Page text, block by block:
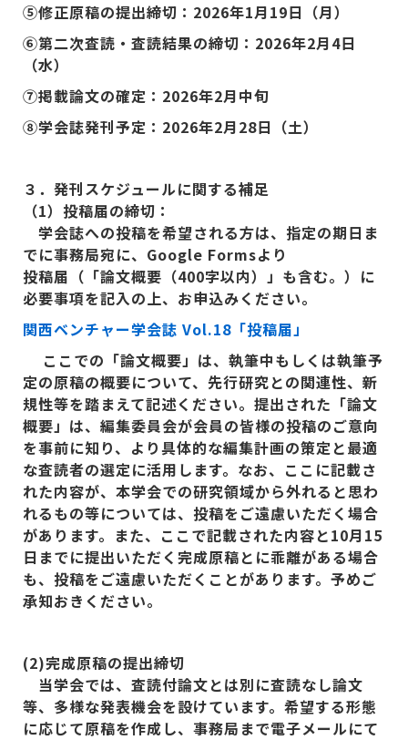
⑤修正原稿の提出締切：2026年1月19日（月）
⑥第二次査読・査読結果の締切：2026年2月4日
（水）
⑦掲載論文の確定：2026年2月中旬
⑧学会誌発刊予定：2026年2月28日（土）
３．発刊スケジュールに関する補足
（1）投稿届の締切：
学会誌への投稿を希望される方は、指定の期日ま
でに事務局宛に、Google Formsより
投稿届（「論文概要（400字以内）」も含む。）に
必要事項を記入の上、お申込みください。
関西ベンチャー学会誌 Vol.18「投稿届」
ここでの「論文概要」は、執筆中もしくは執筆予
定の原稿の概要について、先行研究との関連性、新
規性等を踏まえて記述ください。提出された「論文
概要」は、編集委員会が会員の皆様の投稿のご意向
を事前に知り、より具体的な編集計画の策定と最適
な査読者の選定に活用します。なお、ここに記載さ
れた内容が、本学会での研究領域から外れると思わ
れるもの等については、投稿をご遠慮いただく場合
があります。また、ここで記載された内容と10月15
日までに提出いただく完成原稿とに乖離がある場合
も、投稿をご遠慮いただくことがあります。予めご
承知おきください。
(2)完成原稿の提出締切
当学会では、査読付論文とは別に査読なし論文
等、多様な発表機会を設けています。希望する形態
に応じて原稿を作成し、事務局まで電子メールにて